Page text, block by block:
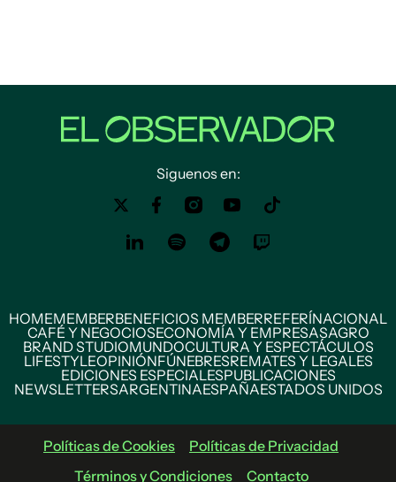
Siguenos en:
HOMEMEMBERBENEFICIOS MEMBERREFERÍNACIONAL
CAFÉ Y NEGOCIOSECONOMÍA Y EMPRESASAGRO
BRAND STUDIOMUNDOCULTURA Y ESPECTÁCULOS
LIFESTYLEOPINIÓNFÚNEBRESREMATES Y LEGALES
EDICIONES ESPECIALESPUBLICACIONES
NEWSLETTERSARGENTINAESPAÑAESTADOS UNIDOS
Políticas de Cookies
Políticas de Privacidad
Términos y Condiciones
Contacto